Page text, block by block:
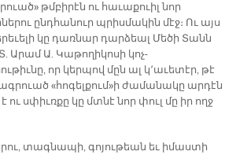
թմբիրէն ու հաւաքուիլ նոր
ընդհանուր պրիսմակին մէջ։ Ու այս
կը դառնար դարձեալ Մեծի Տանն
Արամ Ա. Կաթողիկոսի կոչ-
որ կերպով մըն ալ կ՚աւետէր, թէ
«հոգելքում»ի ժամանակը արդէն
սփիւռքը կը մտնէ նոր փուլ մը իր ողջ
տագնապի, գոյութեան եւ իմաստի